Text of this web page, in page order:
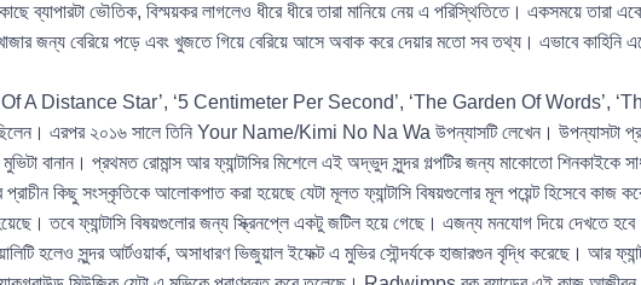
ব্যাপারটা ভৌতিক, বিস্ময়কর লাগলেও ধীরে ধীরে তারা মানিয়ে নেয় এ পরিস্থিতিতে। একসময়ে
জন্য বেরিয়ে পড়ে এবং খুজতে গিয়ে বেরিয়ে আসে অবাক করে দেয়ার মতো সব তথ্য। এভাবে কাহিনি
Of A Distance Star’, ‘5 Centimeter Per Second’, ‘The Garden Of Words’,
এরপর ২০১৬ সালে তিনি Your Name/Kimi No Na Wa উপন্যাসটি লেখেন। উপন্যাসটা
বানান। প্রথমত রোমান্স আর ফ্যান্টাসির মিশেলে এই অদ্ভুদ সুন্দর গল্পটির জন্য মাকোতো শিনকাইকে
কিছু সংস্কৃতিকে আলোকপাত করা হয়েছে যেটা মূলত ফ্যান্টাসি বিষয়গুলোর মূল পয়েন্ট হিসেবে কাজ
তবে ফ্যান্টাসি বিষয়গুলোর জন্য স্ক্রিনপ্লে একটু জটিল হয়ে গেছে। এজন্য মনযোগ দিয়ে দেখতে
হলেও সুন্দর আর্টওয়ার্ক, অসাধারণ ভিজুয়াল ইফেক্ট এ মুভির সৌন্দর্যকে হাজারগুন বৃদ্ধি করেছে। আর